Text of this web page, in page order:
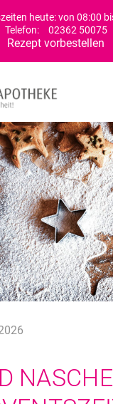
heute: von 08:00
Telefon:
02362 50075
Rezept vorbestellen